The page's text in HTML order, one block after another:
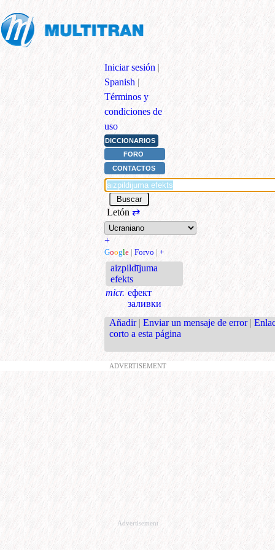
Iniciar sesión |
Spanish |
Términos y
condiciones de
uso
DICCIONARIOS
FORO
CONTACTOS
Letón ⇄
+
Google | Forvo | +
aizpildījuma
efekts
micr. ефект
заливки
Añadir | Enviar un mensaje de error |
corto a esta página
ADVERTISEMENT
Advertisement